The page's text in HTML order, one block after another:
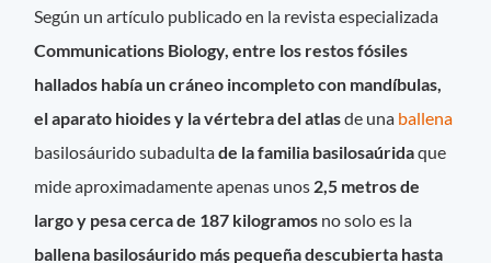
Según un artículo publicado en la revista especializada
Communications Biology,entre los restos fósiles
hallados había uncráneo incompletocon mandíbulas,
el aparato hioides y la vértebra del atlasde una ballena
basilosáurido subadultade la familia basilosaúridaque
mide aproximadamente apenas unos 2,5 metros de
largo y pesa cerca de 187 kilogramos no solo es la
ballena basilosáurido más pequeña descubierta hasta